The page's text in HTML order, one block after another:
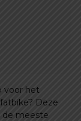
voor het
Deze
de meeste